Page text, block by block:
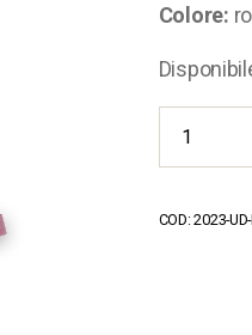
Colore:
quantità
COD:2023-